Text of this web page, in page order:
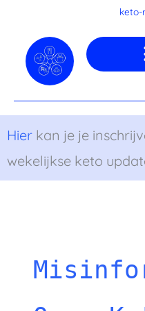
inhoud
keto-
Hier kan je je
wekelijkse keto